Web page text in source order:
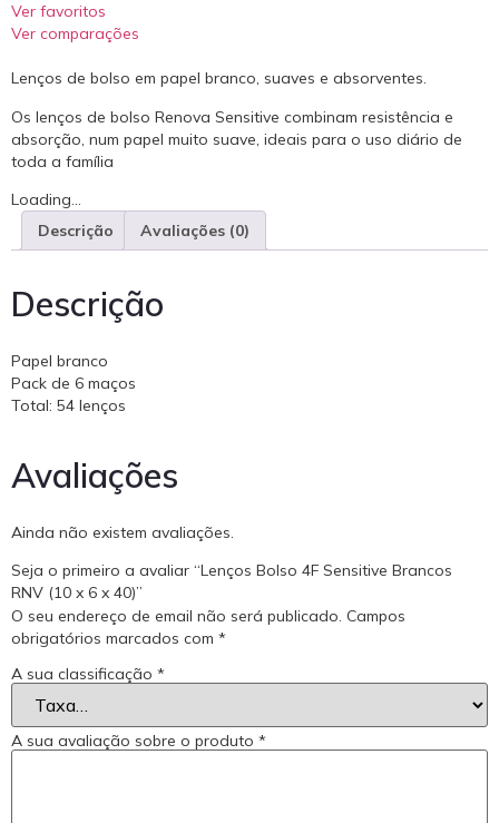
Ver favoritos
Ver comparações
Lenços de bolso em papel branco, suaves e absorventes.
Os lenços de bolso Renova Sensitive combinam resistência e
absorção, num papel muito suave, ideais para o uso diário de
toda a família
Loading...
Descrição
Avaliações (0)
Descrição
Papel branco
Pack de 6 maços
Total: 54 lenços
Avaliações
Ainda não existem avaliações.
Seja o primeiro a avaliar “Lenços Bolso 4F Sensitive Brancos
RNV (10 x 6 x 40)”
O seu endereço de email não será publicado. Campos
obrigatórios marcados com *
A sua classificação *
A sua avaliação sobre o produto *